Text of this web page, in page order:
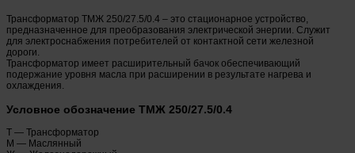
Трансформатор ТМЖ 250/27.5/0.4 – это стационарное устройство,
предназначенное для преобразования электрической энергии. Служит
для электроснабжения потребителей от контактной сети железной
дороги.
Трансформатор имеет расширительный бачок обеспечивающий
подержание уровня масла при расширении в результате нагрева и
охлаждения.
Условное обозначение ТМЖ 250/27.5/0.4
Т — Трансформатор
М — Маслянный